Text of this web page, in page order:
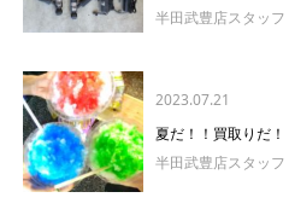
半田武豊店スタッフ
2023.07.21
夏だ！！買取りだ！
半田武豊店スタッフ